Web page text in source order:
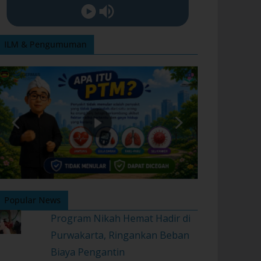
ILM & Pengumuman
Popular News
Program Nikah Hemat Hadir di
Purwakarta, Ringankan Beban
Biaya Pengantin